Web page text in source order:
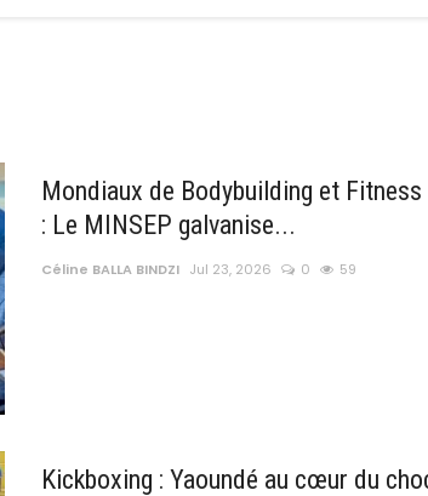
Mondiaux de Bodybuilding et Fitness
: Le MINSEP galvanise...
Céline BALLA BINDZI Jul 23, 2026 0 59
Kickboxing : Yaoundé au cœur du